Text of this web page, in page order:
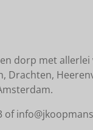
dorp met
Drachten,
of